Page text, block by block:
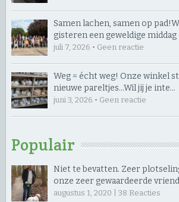
Samen lachen, samen op pad!
gisteren een geweldige middag
juli 7, 2026 • Geen reactie
Weg = écht weg! Onze winkel
nieuwe pareltjes… ​Wil jij je inte…
juni 3, 2026 • Geen reactie
Populair
Niet te bevatten. Zeer
onze zeer gewaardeerde
augustus 1, 2020 | 38 Reacties